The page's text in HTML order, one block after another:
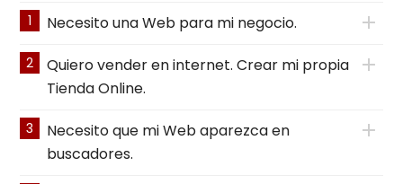
1 Necesito una Web para mi negocio.
2
Quiero vender en internet. Crear mi propia
Tienda Online.
3
Necesito que mi Web aparezca en
buscadores.